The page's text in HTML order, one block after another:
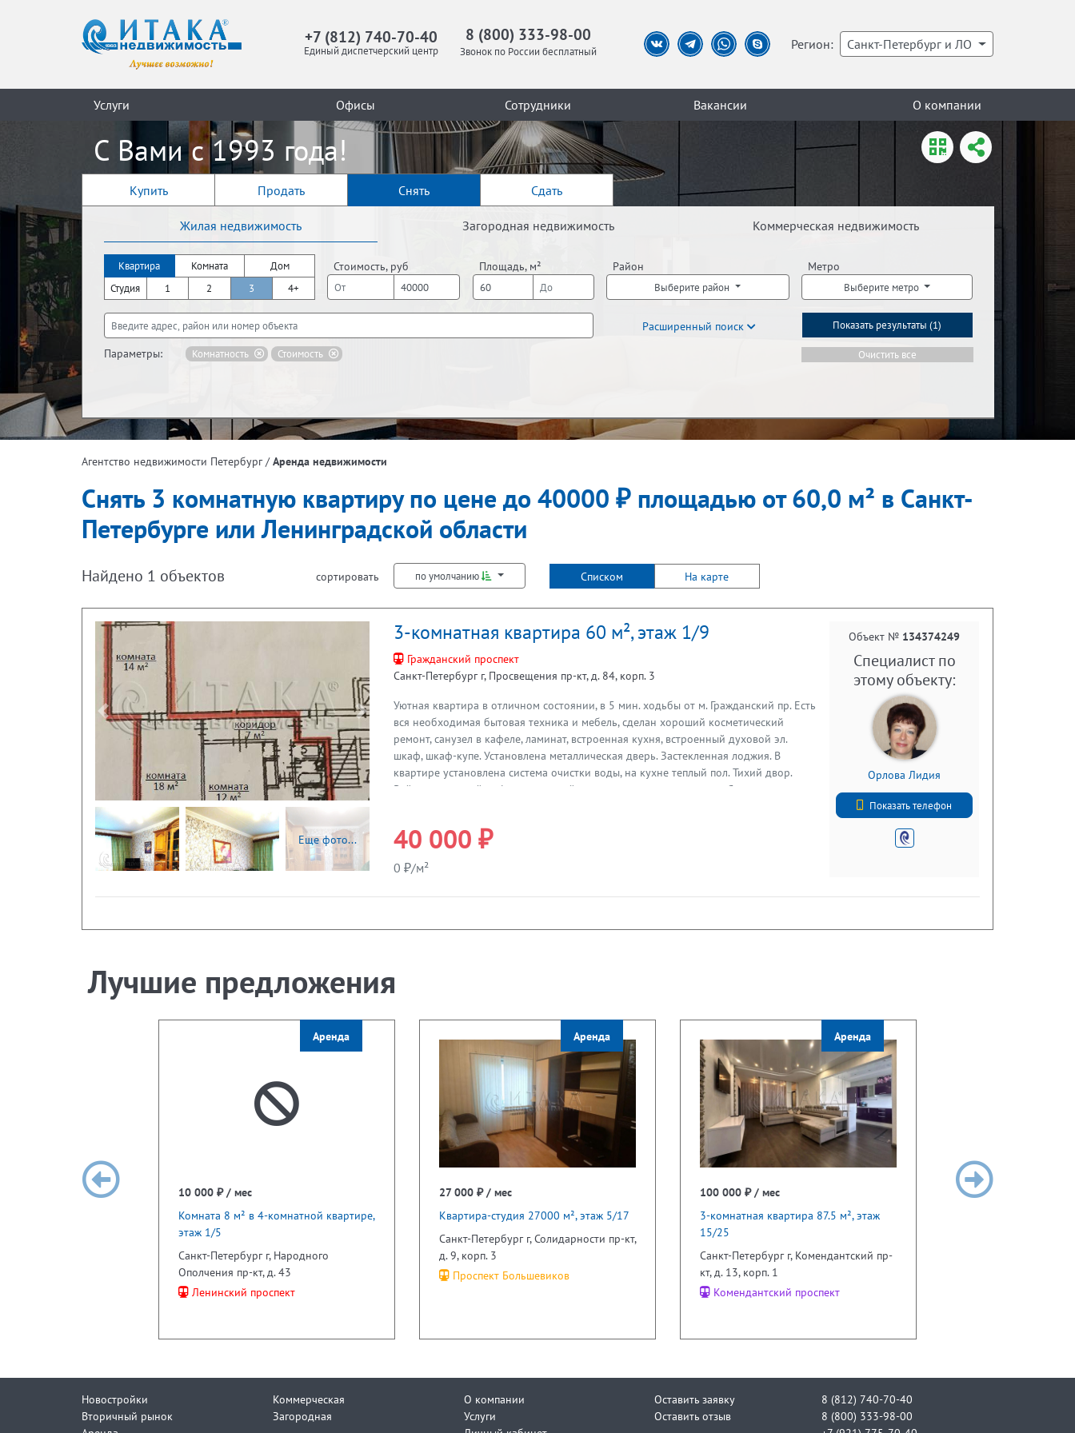
+7 (812) 740-70-40
Единый диспетчерский центр
8 (800) 333-98-00
Звонок по России бесплатный Регион: Санкт-Петербург и ЛО
Услуги Офисы Сотрудники Вакансии О компании
С Вами с 1993 года!
Купить Продать Снять Сдать
Жилая недвижимость Загородная недвижимость Коммерческая недвижимость
Квартира Комната
Дом
Студия
1 2 3 4+
Стоимость, руб Площадь, м² Район
Выберите район
Метро
Выберите метро
Расширенный поиск Показать результаты (1)
Параметры: Комнатность Стоимость Очистить все
Жилая площадь, м²
Этаж
Показать за
Площадь кухни, м²
Лифт
С животными
Агентство недвижимости Петербург /Аренда недвижимости
Снять 3 комнатную квартиру по цене до 40000 ₽ площадью от 60,0 м² в Санкт-
Петербурге или Ленинградской области
Найдено 1 объектов сортировать по умолчанию Списком На карте
Следующая Предыдущая
Еще фото...
3-комнатная квартира 60 м², этаж 1/9
Гражданский проспект
Санкт-Петербург г, Просвещения пр-кт, д. 84, корп. 3
Уютная квартира в отличном состоянии, в 5 мин. ходьбы от м. Гражданский пр. Есть
вся необходимая бытовая техника и мебель, сделан хороший косметический
ремонт, санузел в кафеле, ламинат, встроенная кухня, встроенный духовой эл.
шкаф, шкаф-купе. Установлена металлическая дверь. Застекленная лоджия. В
квартире установлена система очистки воды, на кухне теплый пол. Тихий двор.
Район с развитой инфраструктурой: магазины, аптеки, универмаг Северо-
привычек.
40 000 ₽
0 ₽/м²
Объект № 134374249
Специалист по
этому объекту:
Орлова Лидия
Показать телефон
+7 (812) 740-71-50
Лучшие предложения
Аренда
10 000 ₽ / мес
Комната 8 м² в 4-комнатной квартире,
этаж 1/5
Санкт-Петербург г, Народного
Ополчения пр-кт, д. 43
Ленинский проспект
Аренда
27 000 ₽ / мес
Квартира-студия 27000 м², этаж 5/17
Санкт-Петербург г, Солидарности пр-кт,
д. 9, корп. 3
Проспект Большевиков
Аренда
100 000 ₽ / мес
3-комнатная квартира 87.5 м², этаж
15/25
Санкт-Петербург г, Комендантский пр-
кт, д. 13, корп. 1
Комендантский проспект
Новостройки
Вторичный рынок
Коммерческая
Загородная
О компании
Услуги
Оставить заявку
Оставить отзыв
8 (812) 740-70-40
8 (800) 333-98-00